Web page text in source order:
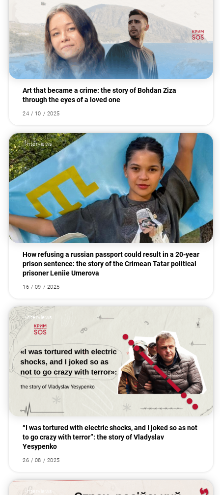
Art that became a crime: the story of Bohdan Ziza
through the eyes of a loved one
24 / 10 / 2025
Interviews
How refusing a russian passport could result in a 20-year
prison sentence: the story of the Crimean Tatar political
prisoner Leniie Umerova
16 / 09 / 2025
Interviews
“I was tortured with electric shocks, and I joked so as not
to go crazy with terror”: the story of Vladyslav
Yesypenko
26 / 08 / 2025
Interviews